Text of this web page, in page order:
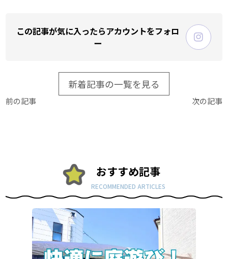
この記事が気に入ったらアカウントをフォロ
ー
新着記事の一覧を見る
前の記事 次の記事
おすすめ記事
RECOMMENDED ARTICLES